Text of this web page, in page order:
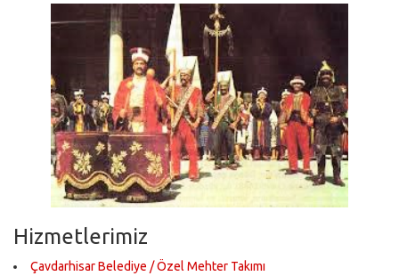
Hizmetlerimiz
Çavdarhisar Belediye / Özel Mehter Takımı